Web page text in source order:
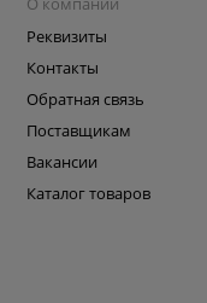
Реквизиты
Контакты
Обратная связь
Поставщикам
Вакансии
Каталог товаров